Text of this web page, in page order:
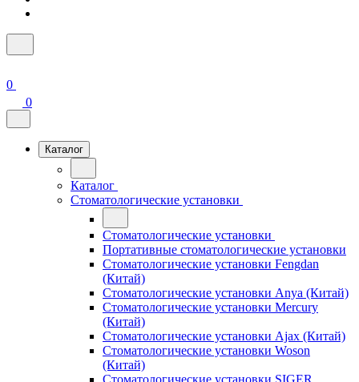
0
0
Каталог
Каталог
Стоматологические установки
Стоматологические установки
Портативные стоматологические установки
Стоматологические установки Fengdan
(Китай)
Стоматологические установки Anya (Китай)
Стоматологические установки Mercury
(Китай)
Стоматологические установки Ajax (Китай)
Стоматологические установки Woson
(Китай)
Стоматологические установки SIGER